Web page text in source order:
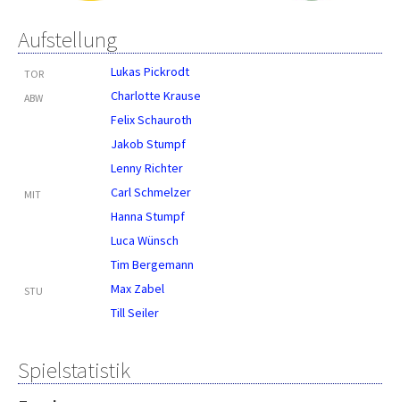
Aufstellung
TOR Lukas Pickrodt
ABW
Charlotte Krause
Felix Schauroth
Jakob Stumpf
Lenny Richter
MIT
Carl Schmelzer
Hanna Stumpf
Luca Wünsch
Tim Bergemann
STU
Max Zabel
Till Seiler
Spielstatistik